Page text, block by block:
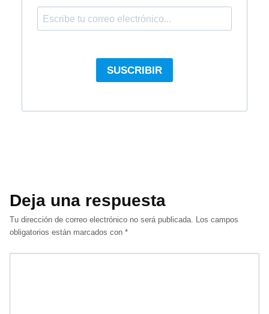
Deja una respuesta
Tu dirección de correo electrónico no será publicada.
Los campos
obligatorios están marcados con *